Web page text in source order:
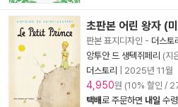
초판본 어린 왕자 (
판본 표지디자인 - 더스토
앙투안 드 생텍쥐페리 (지
더스토리
2025년 11월
4,950원 (10% 할인 /
택배로 주문하면 내일 수령